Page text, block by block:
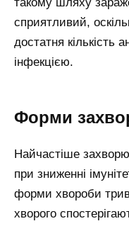
сприятливий,
достатня кількість
інфекцією.
Форми
Найчастіше
при зниженні
форми хвороби
хворого